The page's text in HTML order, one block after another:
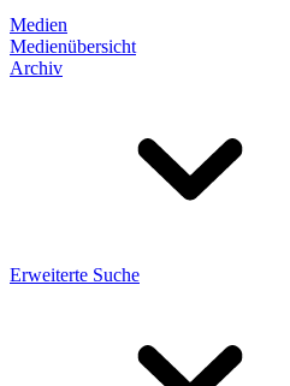
Medien
Medienübersicht
Archiv
Erweiterte Suche